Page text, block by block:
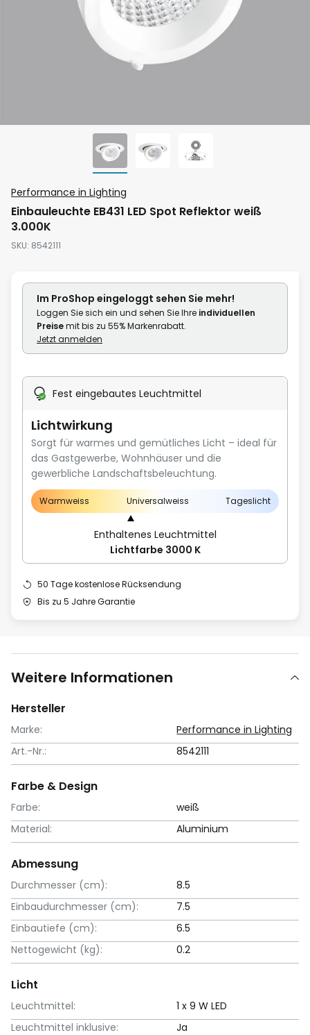
Anfang
der
springen
Performance in Lighting
Einbauleuchte EB431 LED Spot Reflektor weiß
3.000K
SKU 8542111
Im ProShop eingeloggt sehen Sie mehr!
Loggen Sie sich ein und sehen Sie Ihre individuellen
Preisemit bis zu 55% Markenrabatt.
Jetzt anmelden
Fest eingebautes Leuchtmittel
Lichtwirkung
Sorgt für warmes und gemütliches Licht – ideal für
das Gastgewerbe, Wohnhäuser und die
gewerbliche Landschaftsbeleuchtung.
Warmweiss Universalweiss Tageslicht
Enthaltenes Leuchtmittel
Lichtfarbe 3000 K
50 Tage kostenlose Rücksendung
Bis zu 5 Jahre Garantie
Weitere Informationen
Hersteller
Marke:
Performance in Lighting
Art.-Nr.:
8542111
Farbe & Design
Farbe:
weiß
Material:
Aluminium
Abmessung
Durchmesser (cm):
8.5
Einbaudurchmesser (cm):
7.5
Einbautiefe (cm):
6.5
Nettogewicht (kg):
0.2
Licht
Leuchtmittel:
1 x 9 W LED
Leuchtmittel inklusive:
Ja